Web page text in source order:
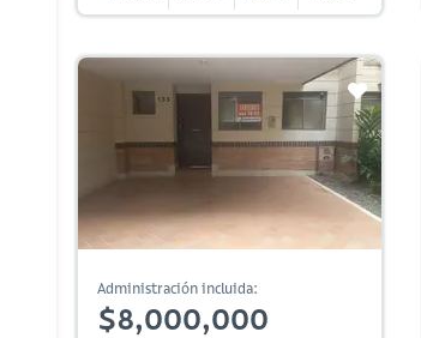
Administración incluida:
$8,000,000